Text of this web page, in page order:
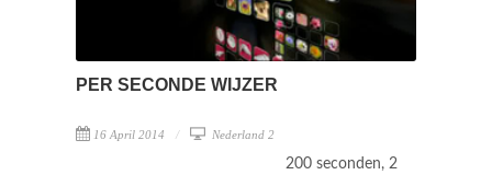
PER SECONDE WIJZER
16 April 2014 Nederland 2
200 seconden, 2